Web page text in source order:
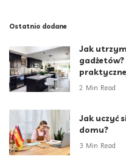
Ostatnio dodane
Jak
2 Min Read
Jak uczyć
domu?
3 Min Read